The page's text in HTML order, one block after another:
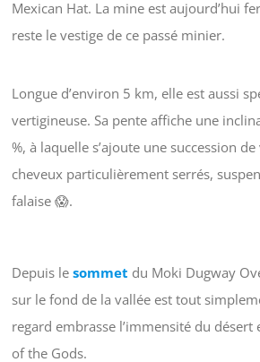
Mexican Hat. La mine est aujourd’hui
reste le vestige de ce passé minier.
Longue d’environ 5 km, elle est aussi
vertigineuse. Sa pente affiche une
%, à laquelle s’ajoute une succession
cheveux particulièrement serrés,
falaise 😱.
Depuis le sommet du Moki Dugway
sur le fond de la vallée est tout
regard embrasse l’immensité du désert
of the Gods.